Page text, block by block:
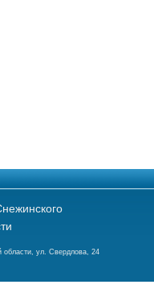
области, ул. Свердлова, 24